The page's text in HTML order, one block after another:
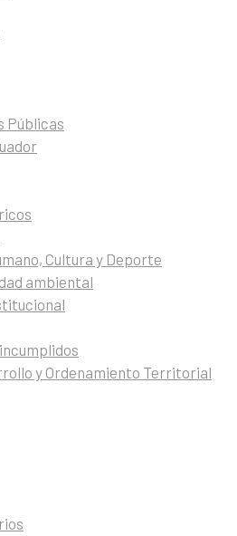
Públicas
Cultura y Deporte
ambiental
y Ordenamiento Territorial